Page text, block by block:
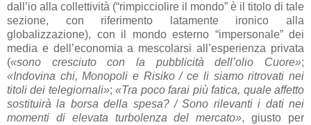
dall’io alla collettività (“rimpicciolire il mondo” è il titolo di tale
sezione, con riferimento latamente ironico alla
globalizzazione), con il mondo esterno “impersonale” dei
media e dell’economia a mescolarsi all’esperienza privata
(«sono cresciuto con la pubblicità dell’olio Cuore»;
«Indovina chi, Monopoli e Risiko / ce li siamo ritrovati nei
titoli dei telegiornali»;«Tra poco farai più fatica, quale affetto
sostituirà la borsa della spesa? / Sono rilevanti i dati nei
momenti di elevata turbolenza del mercato», giusto per